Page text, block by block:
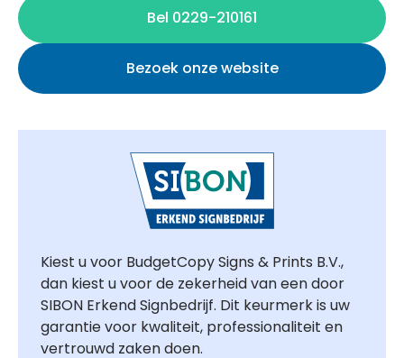
Bel 0229-210161
Bezoek onze website
Kiest u voor BudgetCopy Signs & Prints B.V.,
dan kiest u voor de zekerheid van een door
SIBON Erkend Signbedrijf. Dit keurmerk is uw
garantie voor kwaliteit, professionaliteit en
vertrouwd zaken doen.